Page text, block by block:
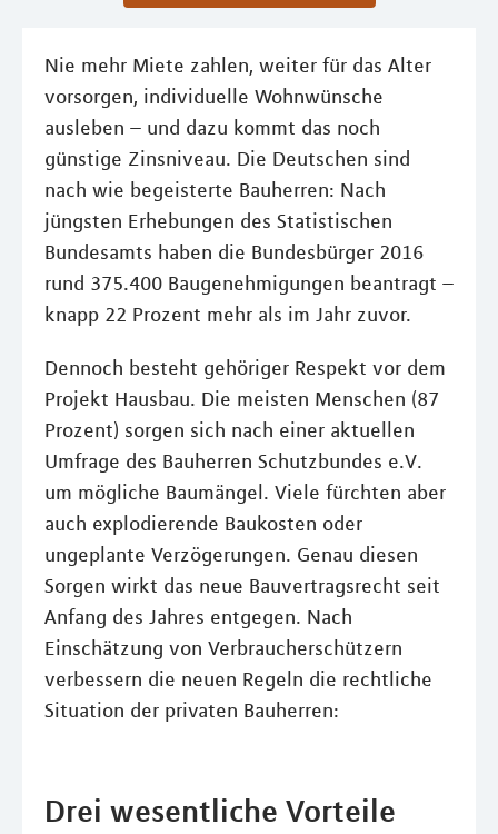
Nie mehr Miete zahlen, weiter für das Alter
vorsorgen, individuelle Wohnwünsche
ausleben – und dazu kommt das noch
günstige Zinsniveau. Die Deutschen sind
nach wie begeisterte Bauherren: Nach
jüngsten Erhebungen des Statistischen
Bundesamts haben die Bundesbürger 2016
rund 375.400 Baugenehmigungen beantragt –
knapp 22 Prozent mehr als im Jahr zuvor.
Dennoch besteht gehöriger Respekt vor dem
Projekt Hausbau. Die meisten Menschen (87
Prozent) sorgen sich nach einer aktuellen
Umfrage des Bauherren Schutzbundes e.V.
um mögliche Baumängel. Viele fürchten aber
auch explodierende Baukosten oder
ungeplante Verzögerungen. Genau diesen
Sorgen wirkt das neue Bauvertragsrecht seit
Anfang des Jahres entgegen. Nach
Einschätzung von Verbraucherschützern
verbessern die neuen Regeln die rechtliche
Situation der privaten Bauherren:
Drei wesentliche Vorteile